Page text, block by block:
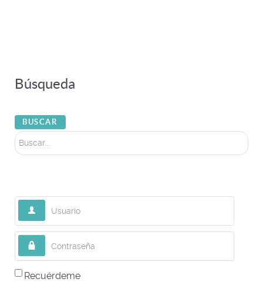
Búsqueda
BUSCAR
Contraseña
Recuérdeme